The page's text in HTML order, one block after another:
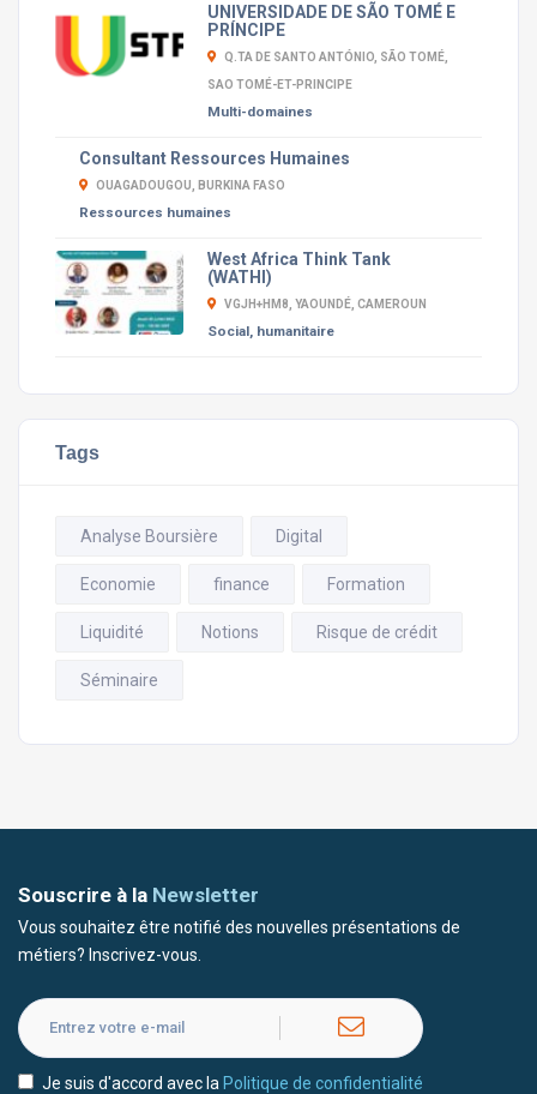
UNIVERSIDADE DE SÃO TOMÉ E
PRÍNCIPE
Q.TA DE SANTO ANTÓNIO, SÃO TOMÉ,
SAO TOMÉ-ET-PRINCIPE
Multi-domaines
Consultant Ressources Humaines
OUAGADOUGOU, BURKINA FASO
Ressources humaines
West Africa Think Tank
(WATHI)
VGJH+HM8, YAOUNDÉ, CAMEROUN
Social, humanitaire
Tags
Analyse Boursière Digital
Economie finance Formation
Liquidité Notions Risque de crédit
Séminaire
Souscrire à la Newsletter
Vous souhaitez être notifié des nouvelles présentations de
métiers? Inscrivez-vous.
Je suis d'accord avec la Politique de confidentialité